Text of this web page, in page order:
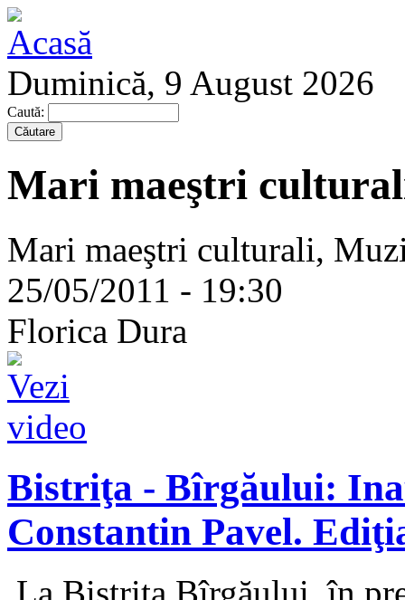
Duminică, 9 August 2026
Caută:
Mari maeştri
Mari maeştri culturali,
25/05/2011 - 19:30
Florica Dura
Bistriţa - Bîrgăului:
Constantin Pavel.
La Bistriţa Bîrgăului, în